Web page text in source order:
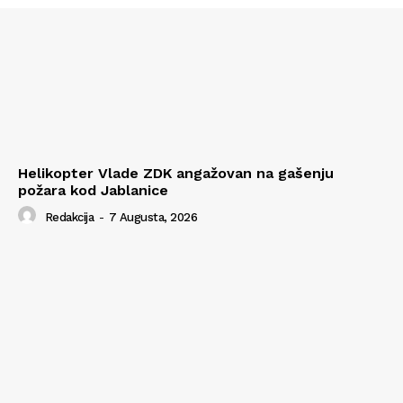
Helikopter Vlade ZDK angažovan na gašenju
požara kod Jablanice
Redakcija - 7 Augusta, 2026